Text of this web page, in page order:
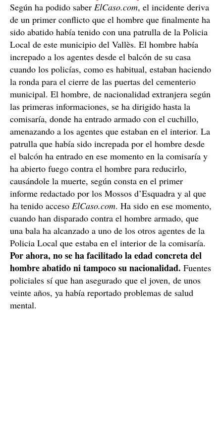
Según ha podido saber ElCaso.com, el incidente deriva
de un primer conflicto que el hombre que finalmente ha
sido abatido había tenido con una patrulla de la Policia
Local de este municipio del Vallès. El hombre había
increpado a los agentes desde el balcón de su casa
cuando los policías, como es habitual, estaban haciendo
la ronda para el cierre de las puertas del cementerio
municipal. El hombre, de nacionalidad extranjera según
las primeras informaciones, se ha dirigido hasta la
comisaría, donde ha entrado armado con el cuchillo,
amenazando a los agentes que estaban en el interior. La
patrulla que había sido increpada por el hombre desde
el balcón ha entrado en ese momento en la comisaría y
ha abierto fuego contra el hombre para reducirlo,
causándole la muerte, según consta en el primer
informe redactado por los Mossos d’Esquadra y al que
ha tenido acceso ElCaso.com. Ha sido en ese momento,
cuando han disparado contra el hombre armado, que
una bala ha alcanzado a uno de los otros agentes de la
Policia Local que estaba en el interior de la comisaría.
Por ahora, no se ha facilitado la edad concreta del
hombre abatido ni tampoco su nacionalidad. Fuentes
policiales sí que han asegurado que el joven, de unos
veinte años, ya había reportado problemas de salud
mental.